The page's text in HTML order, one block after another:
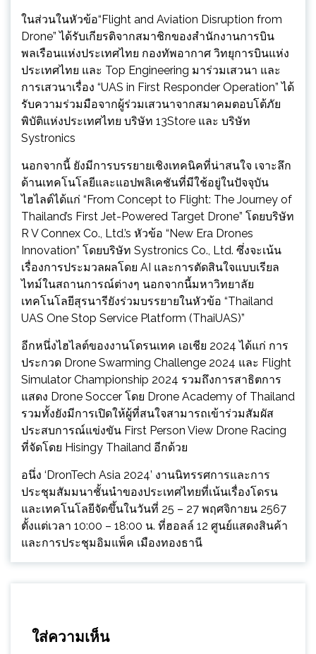
ในส่วนในหัวข้อ“Flight and Aviation Disruption from
Drone” ได้รับเกียรติจากสมาชิกของสำนักงานการบิน
พลเรือนแห่งประเทศไทย กองทัพอากาศ วิทยุการบินแห่ง
ประเทศไทย และ Top Engineering มาร่วมเสวนา และ
การเสวนาเรื่อง “UAS in First Responder Operation” ได้
รับความร่วมมือจากผู้ร่วมเสวนาจากสมาคมตอบโต้ภัย
พิบัติแห่งประเทศไทย บริษัท 13Store และ บริษัท
Systronics
นอกจากนี้ ยังมีการบรรยายเชิงเทคนิคที่น่าสนใจ เจาะลึก
ด้านเทคโนโลยีและแอปพลิเคชันที่มีใช้อยู่ในปัจจุบัน
ไฮไลต์ได้แก่ “From Concept to Flight: The Journey of
Thailand’s First Jet-Powered Target Drone” โดยบริษัท
R V Connex Co., Ltd.’s หัวข้อ “New Era Drones
Innovation” โดยบริษัท Systronics Co., Ltd. ซึ่งจะเน้น
เรื่องการประมวลผลโดย AI และการตัดสินใจแบบเรียล
ไทม์ในสถานการณ์ต่างๆ นอกจากนี้มหาวิทยาลัย
เทคโนโลยีสุรนารียังร่วมบรรยายในหัวข้อ “Thailand
UAS One Stop Service Platform (ThaiUAS)”
อีกหนึ่งไฮไลต์ของงานโดรนเทค เอเชีย 2024 ได้แก่ การ
ประกวด Drone Swarming Challenge 2024 และ Flight
Simulator Championship 2024 รวมถึงการสาธิตการ
แสดง Drone Soccer โดย Drone Academy of Thailand
รวมทั้งยังมีการเปิดให้ผู้ที่สนใจสามารถเข้าร่วมสัมผัส
ประสบการณ์แข่งขัน First Person View Drone Racing
ที่จัดโดย Hisingy Thailand อีกด้วย
อนึ่ง ‘DronTech Asia 2024’ งานนิทรรศการและการ
ประชุมสัมมนาชั้นนำของประเทศไทยที่เน้นเรื่องโดรน
และเทคโนโลยีจัดขึ้นในวันที่ 25 – 27 พฤศจิกายน 2567
ตั้งแต่เวลา 10:00 – 18:00 น. ที่ฮอลล์ 12 ศูนย์แสดงสินค้า
และการประชุมอิมแพ็ค เมืองทองธานี
ใส่ความเห็น